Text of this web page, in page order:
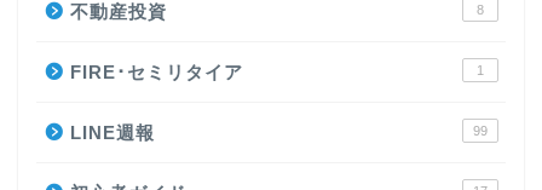
不動産投資 8
FIRE･セミリタイア 1
LINE週報 99